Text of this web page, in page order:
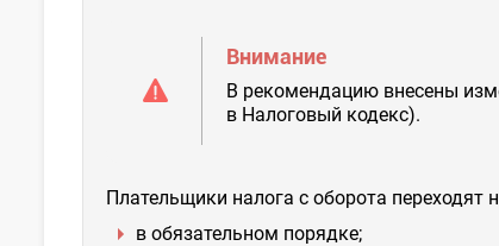
Внимание
В рекомендацию внесены
в Налоговый кодекс).
Плательщики налога с оборота переходят
в обязательном порядке;